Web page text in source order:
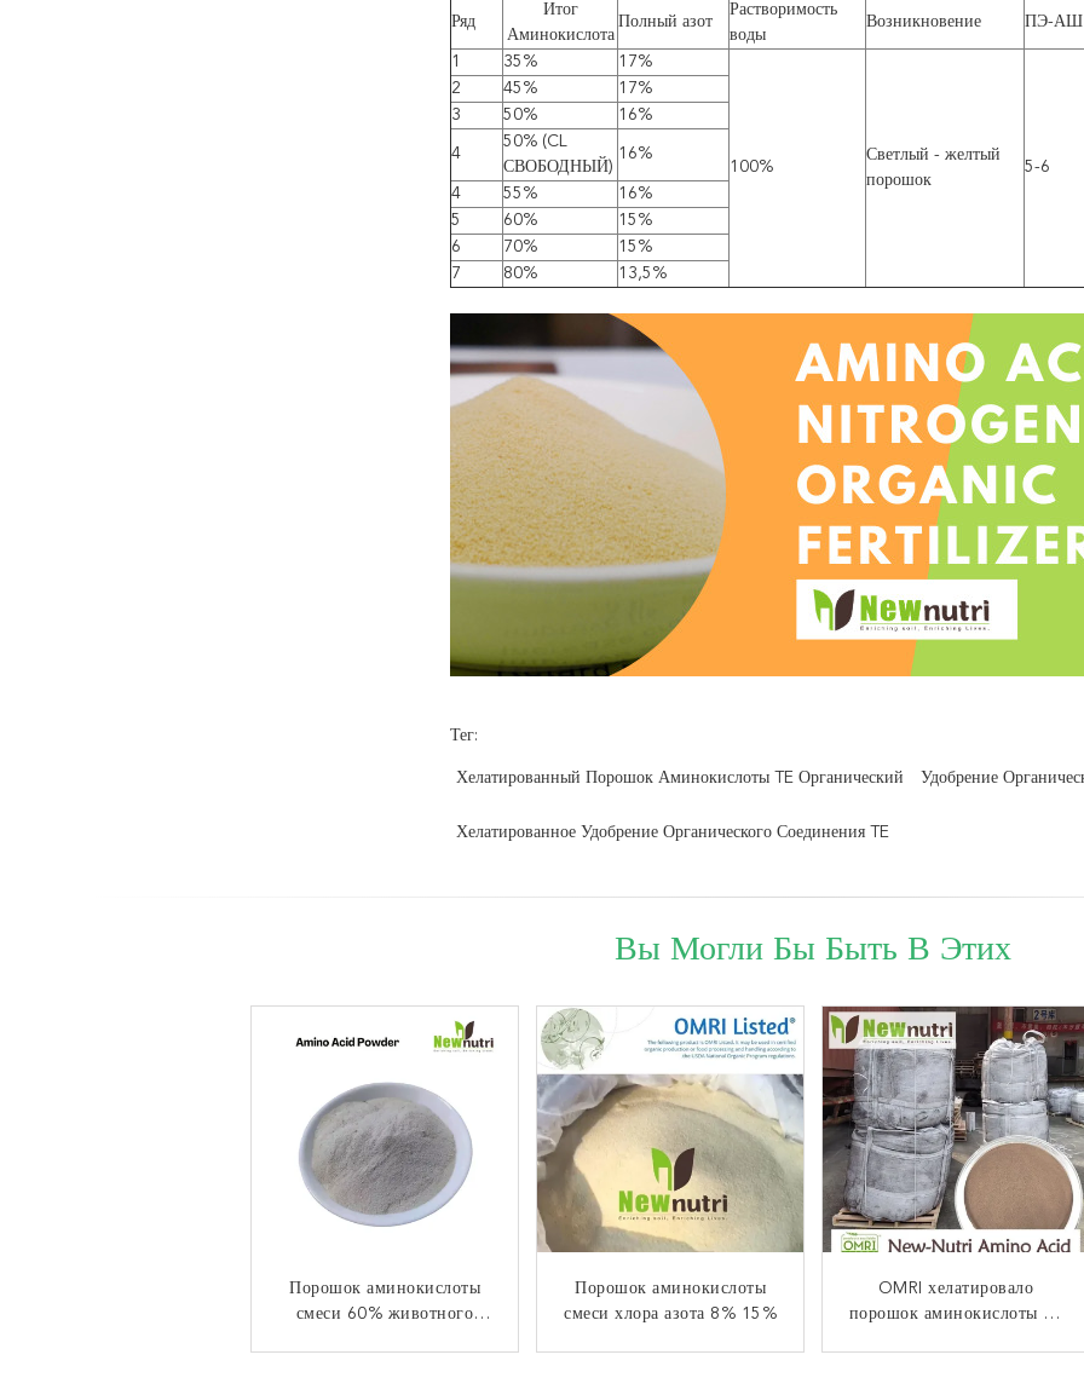
Ряд
Итог
Аминокислота
Полный азот
Растворимость
воды
Возникновение ПЭ-АШ
1 35% 17%
100%
Светлый - желтый
порошок
5-6
2
45% 17%
3
50% 16%
4
50% (CL
СВОБОДНЫЙ)
16%
4 55% 16%
5
60% 15%
6
70% 15%
7
80% 13,5%
Тег:
Хелатированный Порошок Аминокислоты TE Органический Удобрение
Хелатированное Удобрение Органического Соединения TE
Вы Могли Бы Быть В Этих
Порошок аминокислоты
смеси 60% животного
Порошок аминокислоты
смеси хлора азота 8% 15%
OMRI хелатировало
порошок аминокислоты Fe
Порошок аминокислоты
бора сои 10% составной
100% порошков
аминокислоты
Хелатированный порошок
аминокислоты Ca 36%